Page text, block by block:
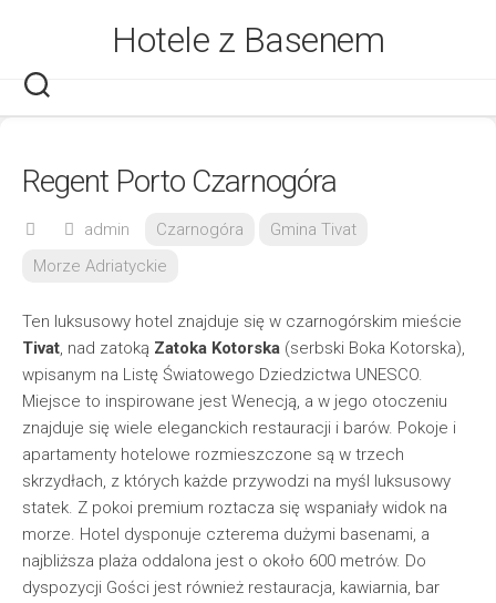
Hotele z Basenem
Regent Porto Czarnogóra
admin Czarnogóra
Gmina Tivat
Morze Adriatyckie
Ten luksusowy hotel znajduje się w czarnogórskim mieście
Tivat, nad zatoką Zatoka Kotorska (serbski Boka Kotorska),
wpisanym na Listę Światowego Dziedzictwa UNESCO.
Miejsce to inspirowane jest Wenecją, a w jego otoczeniu
znajduje się wiele eleganckich restauracji i barów. Pokoje i
apartamenty hotelowe rozmieszczone są w trzech
skrzydłach, z których każde przywodzi na myśl luksusowy
statek. Z pokoi premium roztacza się wspaniały widok na
morze. Hotel dysponuje czterema dużymi basenami, a
najbliższa plaża oddalona jest o około 600 metrów. Do
dyspozycji Gości jest również restauracja, kawiarnia, bar